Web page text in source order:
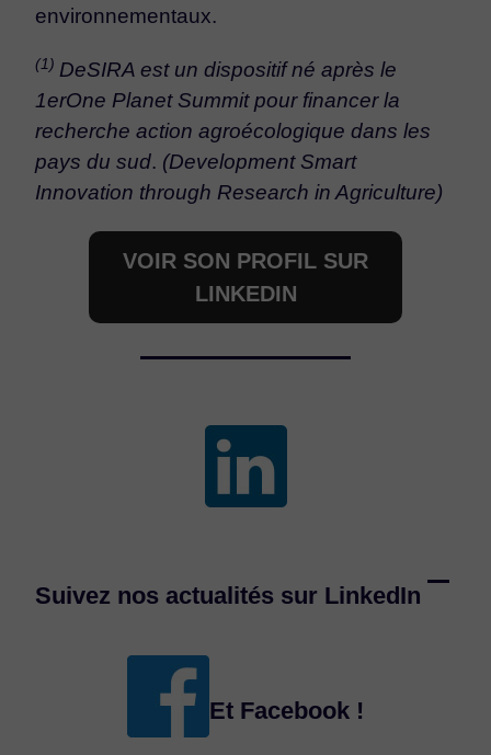
environnementaux.
(1) DeSIRA est un dispositif né après le
1erOne Planet Summit pour financer la
recherche action agroécologique dans les
pays du sud. (Development Smart
Innovation through Research in Agriculture)
VOIR SON PROFIL SUR
LINKEDIN
Suivez nos actualités sur LinkedIn
Et Facebook !